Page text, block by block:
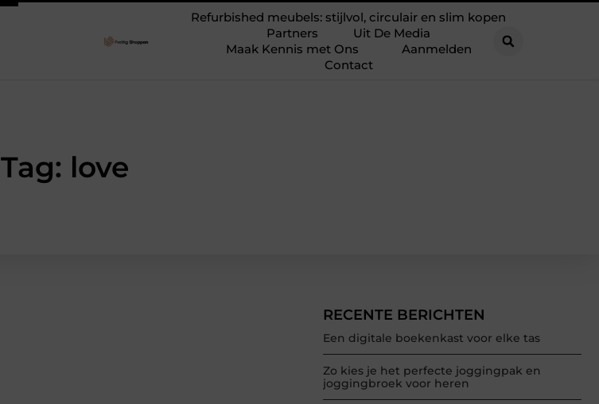
Refurbished meubels: stijlvol, circulair en slim kopen
Partners
Uit De Media
Maak Kennis met Ons
Aanmelden
Contact
Tag: love
RECENTE BERICHTEN
Een digitale boekenkast voor elke tas
Zo kies je het perfecte joggingpak en
joggingbroek voor heren